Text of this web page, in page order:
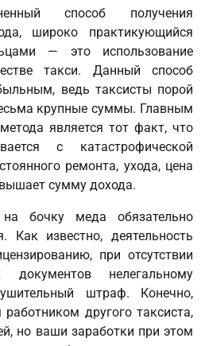
способ получения
широко практикующийся
— это использование
такси. Данный способ
ведь таксисты порой
крупные суммы. Главным
является тот факт, что
с катастрофической
ремонта, ухода, цена
сумму дохода.
бочку меда обязательно
Как известно, деятельность
при отсутствии
документов нелегальному
штраф. Конечно,
другого таксиста,
но ваши заработки при этом